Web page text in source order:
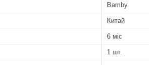
Bamby
Китай
6 міс
1 шт.